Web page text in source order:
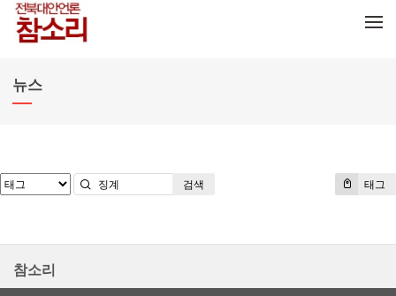
뉴스
태그
검색
참소리